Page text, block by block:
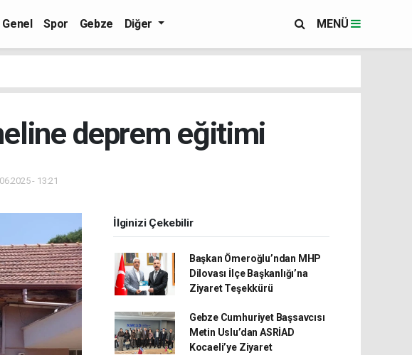
Genel Spor Gebze Diğer MENÜ
deprem eğitimi
- 13:21
İlginizi Çekebilir
Başkan Ömeroğlu’ndan MHP
Dilovası İlçe Başkanlığı’na
Ziyaret Teşekkürü
Gebze Cumhuriyet Başsavcısı
Metin Uslu’dan ASRİAD
Kocaeli’ye Ziyaret